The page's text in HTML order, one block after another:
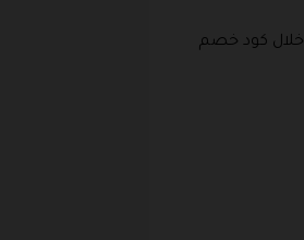
خلال كود خصم